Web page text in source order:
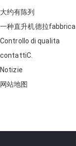
大约有陈列
一种直升机德拉fabbrica
Controllo di qualita
contattiC.
Notizie
网站地图